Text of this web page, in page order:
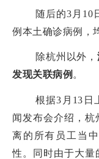
随后的3月10
例本土确诊病例，
除杭州以外，
发现关联病例 。
根据3月13日
闻发布会介绍，杭
离的所有员工当
性。同时由于大量